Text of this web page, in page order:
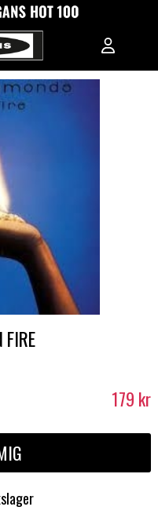
179 kr